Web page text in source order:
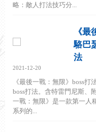
略：敵人打法技巧分...
《
駱巴
法
2021-12-20
《最後一戰：無限》boss
boss打法。含特雷門尼斯、
一戰：無限》是一款第一人
系列的...